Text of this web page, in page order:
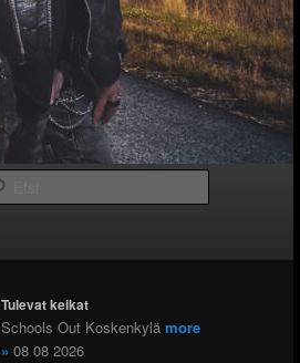
Tulevat keikat
Schools Out Koskenkylä more
» 08 08 2026